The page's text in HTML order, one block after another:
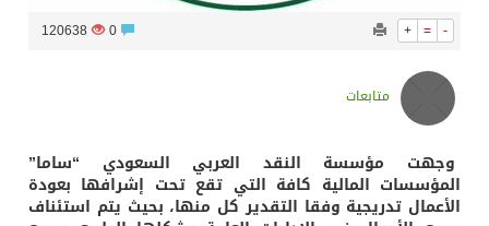
+ = -
120638
متابعات
وجهت مؤسسة النقد العربي السعودي “ساما”
المؤسسات المالية كافة التي تقع تحت إشرافها بعودة
الأعمال تدريجية وفقا التقدير كل منها، بحيث يتم استئناف